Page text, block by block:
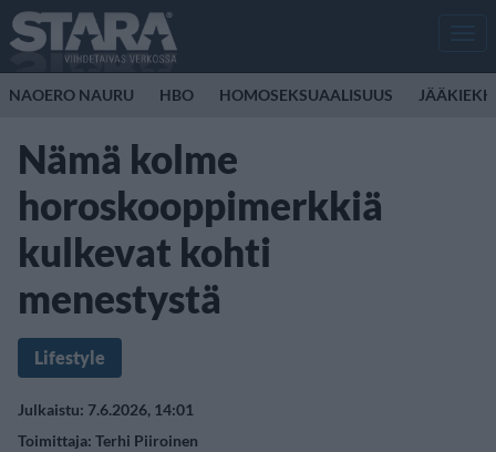
NAOERO NAURU HBO HOMOSEKSUAALISUUS
Nämä kolme
horoskooppimerkkiä
kulkevat kohti
menestystä
Lifestyle
Julkaistu: 7.6.2026, 14:01
Toimittaja: Terhi Piiroinen